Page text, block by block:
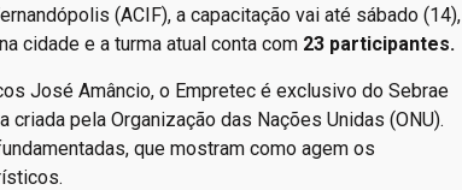
(ACIF), a capacitação vai até sábado (14),
cidade e a turma atual conta com 23 participantes.
José Amâncio, o Empretec é exclusivo do Sebrae
pela Organização das Nações Unidas (ONU).
que mostram como agem os